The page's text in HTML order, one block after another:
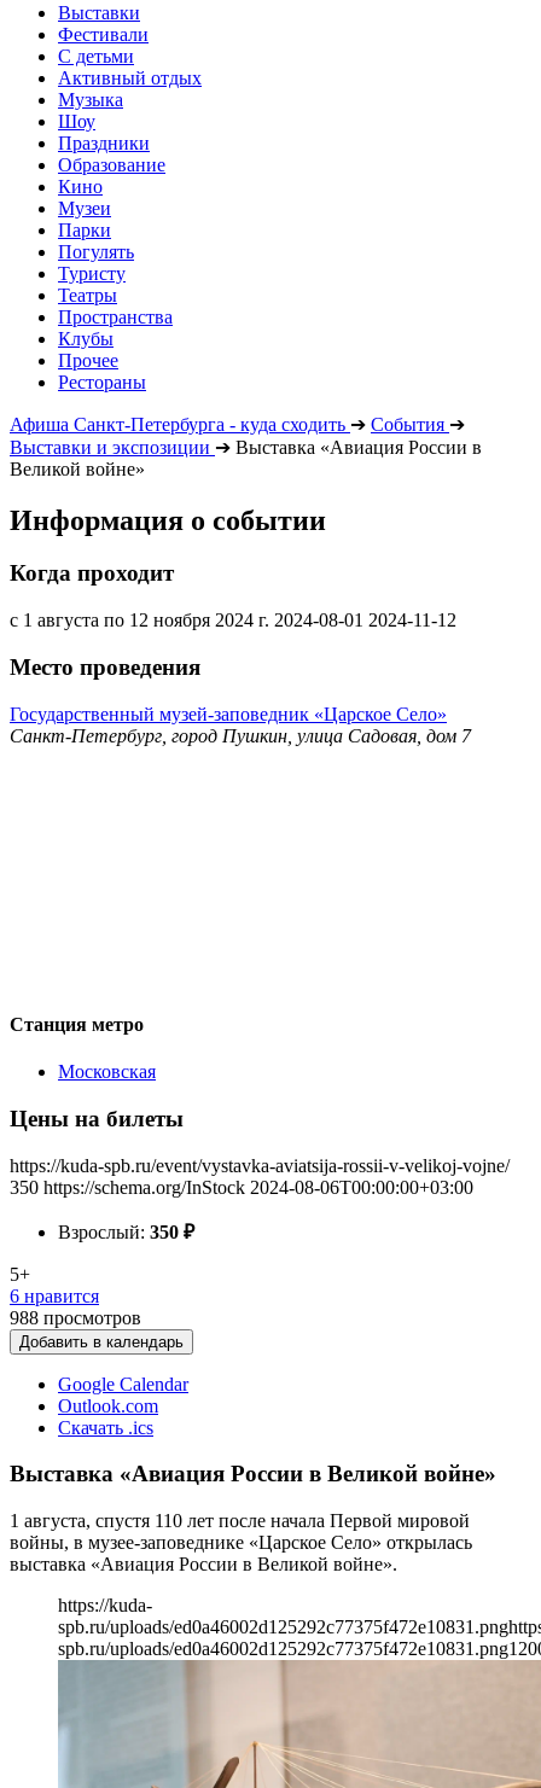
Выставки
Фестивали
С детьми
Активный отдых
Музыка
Шоу
Праздники
Образование
Кино
Музеи
Парки
Погулять
Туристу
Театры
Пространства
Клубы
Прочее
Рестораны
Афиша Санкт-Петербурга - куда сходить ➔ События ➔
Выставки и экспозиции ➔ Выставка «Авиация России в
Великой войне»
Информация о событии
Когда проходит
с 1 августа по 12 ноября 2024 г. 2024-08-01 2024-11-12
Место проведения
Государственный музей-заповедник «Царское Село»
Санкт-Петербург, город Пушкин, улица Садовая, дом 7
Станция метро
Московская
Цены на билеты
https://kuda-spb.ru/event/vystavka-aviatsija-rossii-v-velikoj-vojne/
350 https://schema.org/InStock 2024-08-06T00:00:00+03:00
Взрослый: 350 ₽
5+
6 нравится
988 просмотров
Добавить в календарь
Google Calendar
Outlook.com
Скачать .ics
Выставка «Авиация России в Великой войне»
1 августа, спустя 110 лет после начала Первой мировой
войны, в музее-заповеднике «Царское Село» открылась
выставка «Авиация России в Великой войне».
https://kuda-
spb.ru/uploads/ed0a46002d125292c77375f472e10831.png
spb.ru/uploads/ed0a46002d125292c77375f472e10831.png